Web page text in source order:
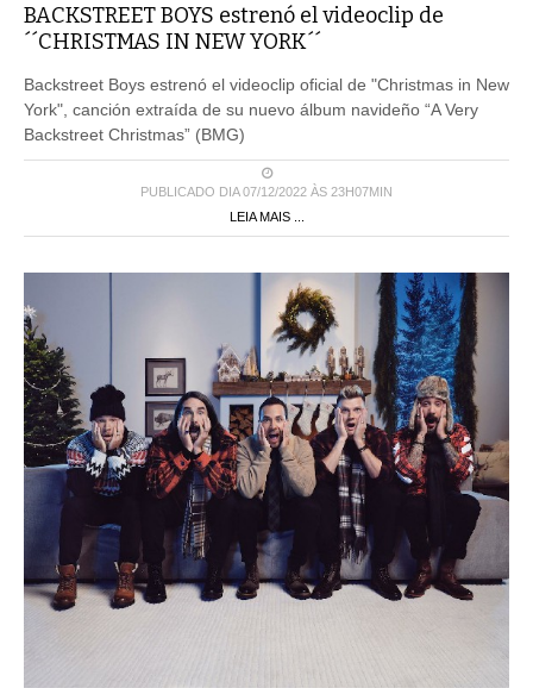
BACKSTREET BOYS estrenó el videoclip de
´´CHRISTMAS IN NEW YORK´´
Backstreet Boys estrenó el videoclip oficial de "Christmas in New
York", canción extraída de su nuevo álbum navideño “A Very
Backstreet Christmas” (BMG)
PUBLICADO DIA 07/12/2022 ÀS 23H07MIN
LEIA MAIS ...